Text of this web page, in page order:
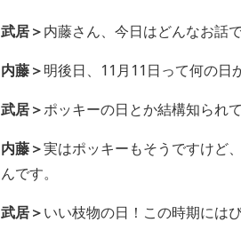
武居＞内藤さん、今日はどんなお話で
内藤＞明後日、11月11日って何の日
武居＞ポッキーの日とか結構知られ
内藤＞実はポッキーもそうですけど
んです。
武居＞いい枝物の日！この時期には